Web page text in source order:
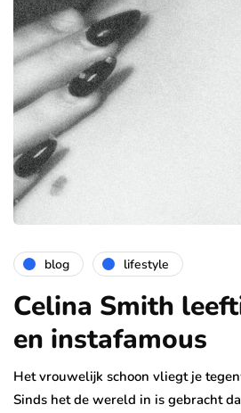
blog lifestyle
Celina Smith
en instafamous
Het vrouwelijk schoon vliegt je
Sinds het de wereld in is gebracht